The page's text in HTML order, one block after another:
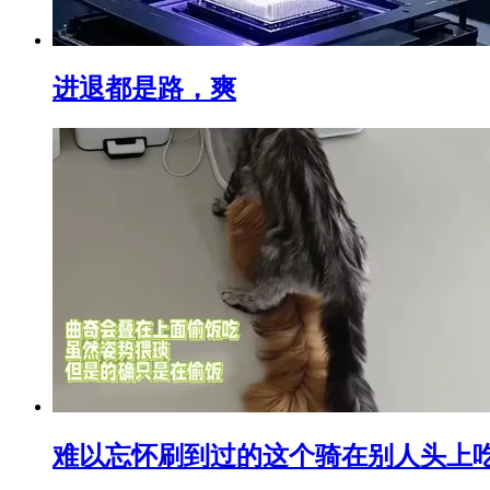
进退都是路，爽
难以忘怀刷到过的这个骑在别人头上